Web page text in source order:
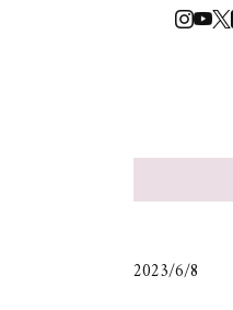
2023/6/8